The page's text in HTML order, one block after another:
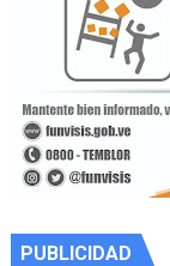
PUBLICIDAD